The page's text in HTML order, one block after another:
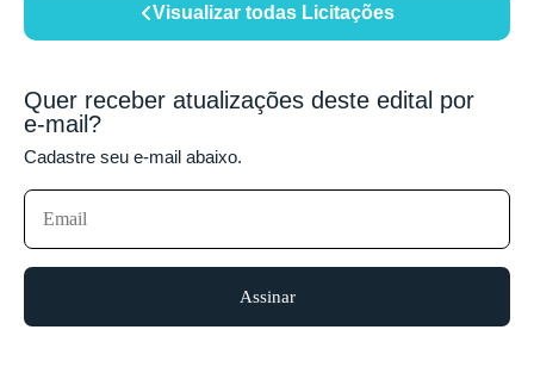
Visualizar todas Licitações
Quer receber atualizações deste edital por
e-mail?
Cadastre seu e-mail abaixo.
Assinar